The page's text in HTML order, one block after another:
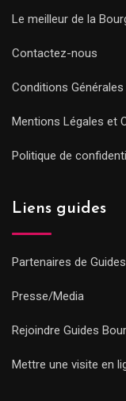
Le meilleur de la
Contactez-nous
Conditions
Mentions Légales et
Politique de
Liens guides
Partenaires de
Presse/Media
Rejoindre Guides
Mettre une visite en